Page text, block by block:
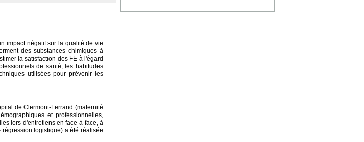
impact négatif sur la qualité de vie
des substances chimiques à
la satisfaction des FE à l'égard
de santé, les habitudes
utilisées pour prévenir les
de Clermont-Ferrand (maternité
et professionnelles,
lors d'entretiens en face-à-face, à
logistique) a été réalisée